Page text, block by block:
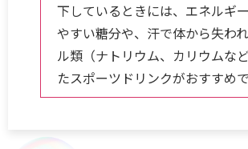
下しているときには、エネルギ
やすい糖分や、汗で体から失わ
ル類（ナトリウム、カリウムな
たスポーツドリンクがおすすめで